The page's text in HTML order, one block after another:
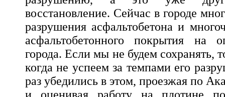
восстановление. Сейчас в городе
разрушения асфальтобетона и
асфальтобетонного покрытия на
города. Если мы не будем сохранять,
когда не успеем за темпами его
раз убедились в этом, проезжая по